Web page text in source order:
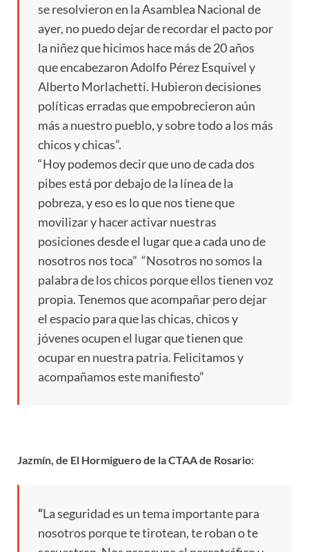
se resolvieron en la Asamblea Nacional de
ayer, no puedo dejar de recordar el pacto por
la niñez que hicimos hace más de 20 años
que encabezaron Adolfo Pérez Esquivel y
Alberto Morlachetti. Hubieron decisiones
políticas erradas que empobrecieron aún
más a nuestro pueblo, y sobre todo a los más
chicos y chicas”.
“Hoy podemos decir que uno de cada dos
pibes está por debajo de la línea de la
pobreza, y eso es lo que nos tiene que
movilizar y hacer activar nuestras
posiciones desde el lugar que a cada uno de
nosotros nos toca” “Nosotros no somos la
palabra de los chicos porque ellos tienen voz
propia. Tenemos que acompañar pero dejar
el espacio para que las chicas, chicos y
jóvenes ocupen el lugar que tienen que
ocupar en nuestra patria. Felicitamos y
acompañamos este manifiesto”
Jazmín, de El Hormiguero de la CTAA de Rosario:
“La seguridad es un tema importante para
nosotros porque te tirotean, te roban o te